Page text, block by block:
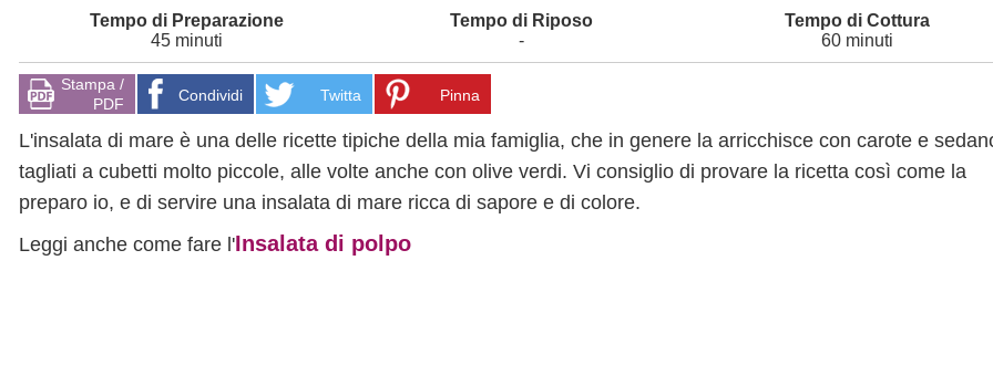
45 minuti - 60 minuti
Stampa /
PDF
Condividi Twitta Pinna
L'insalata di mare è una delle ricette tipiche della mia famiglia, che in genere la arricchisce con carote e
tagliati a cubetti molto piccole, alle volte anche con olive verdi. Vi consiglio di provare la ricetta così come la
preparo io, e di servire una insalata di mare ricca di sapore e di colore.
Leggi anche come fare l'Insalata di polpo